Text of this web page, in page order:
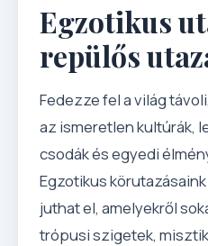
Egzotikus
repülős
Fedezze fel a világ
az ismeretlen kultúrák,
csodák és egyedi
Egzotikus
juthat el, amelyekről
trópusi szigetek,